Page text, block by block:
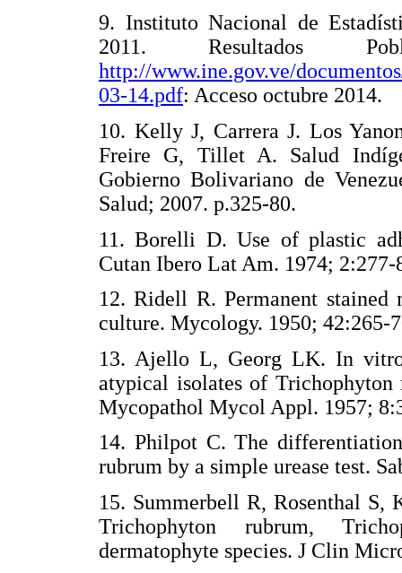
9. Instituto Nacional de
2011. Resultados
http://www.ine.gov.ve/
03-14.pdf: Acceso octubre 2014.
10. Kelly J, Carrera J. Los
Freire G, Tillet A. Salud
Gobierno Bolivariano de
Salud; 2007. p.325-80.
11. Borelli D. Use of plastic
Cutan Ibero Lat Am. 1974;
12. Ridell R. Permanent
culture. Mycology. 1950;
13. Ajello L, Georg LK. In
atypical isolates of Trichophyton
Mycopathol Mycol Appl.
14. Philpot C. The
rubrum by a simple urease
15. Summerbell R, Rosenthal
Trichophyton rubrum,
dermatophyte species. J Clin